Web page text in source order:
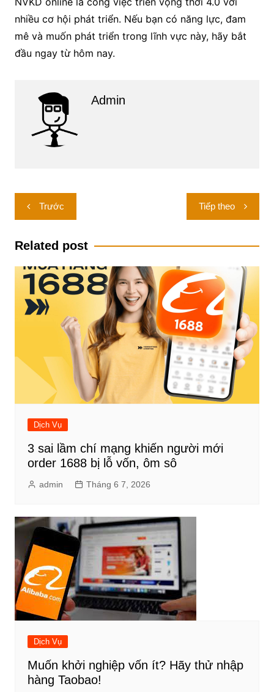
nhiều cơ hội phát triển. Nếu bạn có năng lực, đam
mê và muốn phát triển trong lĩnh vực này, hãy bắt
đầu ngay từ hôm nay.
Admin
Điều
hướng
bài
Trước Tiếp theo
Related post
Dịch Vụ
3 sai lầm chí mạng khiến người mới
order 1688 bị lỗ vốn, ôm sô
admin Tháng 6 7, 2026
Dịch Vụ
Muốn khởi nghiệp vốn ít? Hãy thử nhập
hàng Taobao!